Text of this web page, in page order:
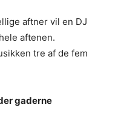
aftner vil en DJ
aftenen.
tre af de fem
gaderne